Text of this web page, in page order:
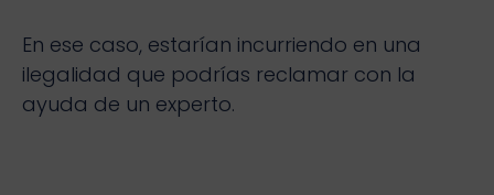
En ese caso, estarían incurriendo en una
ilegalidad que podrías reclamar con la
ayuda de un experto.